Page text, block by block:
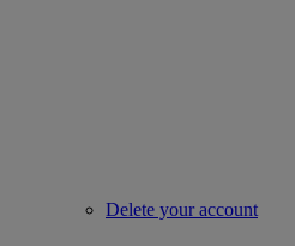
Delete your account